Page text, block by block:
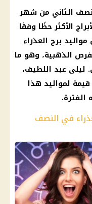
الثاني من شهر
الأكثر حظًا وفقًا
مواليد برج العذراء
الذهبية، وهو ما
ليلى عبد اللطيف،
لمواليد هذا
في النصف